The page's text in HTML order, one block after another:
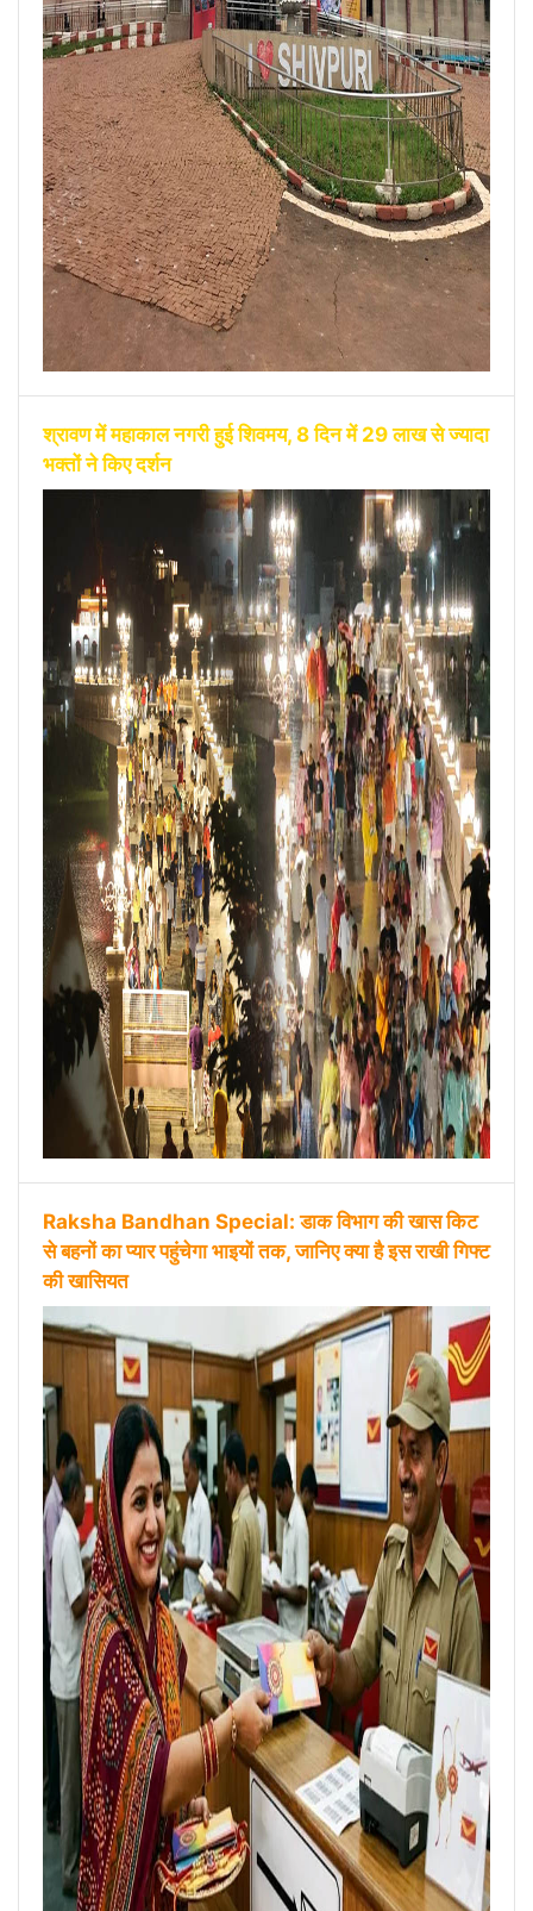
श्रावण में महाकाल नगरी हुई शिवमय, 8 दिन में 29 लाख से ज्यादा
भक्तों ने किए दर्शन
Raksha Bandhan Special: डाक विभाग की खास किट
से बहनों का प्यार पहुंचेगा भाइयों तक, जानिए क्या है इस राखी गिफ्ट
की खासियत